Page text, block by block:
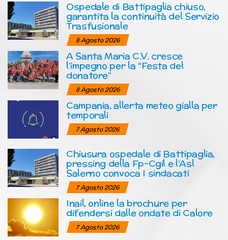
Ospedale di Battipaglia chiuso,
garantita la continuità del Servizio
Trasfusionale
8 Agosto 2026
A Santa Maria C.V. cresce
l’impegno per la “Festa del
donatore”
8 Agosto 2026
Campania, allerta meteo gialla per
temporali
7 Agosto 2026
Chiusura ospedale di Battipaglia,
pressing della Fp-Cgil e l’Asl
Salerno convoca I sindacati
7 Agosto 2026
Inail, online la brochure per
difendersi dalle ondate di Calore
7 Agosto 2026